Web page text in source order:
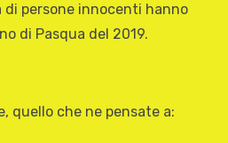
di persone innocenti hanno
di Pasqua del 2019.
quello che ne pensate a: